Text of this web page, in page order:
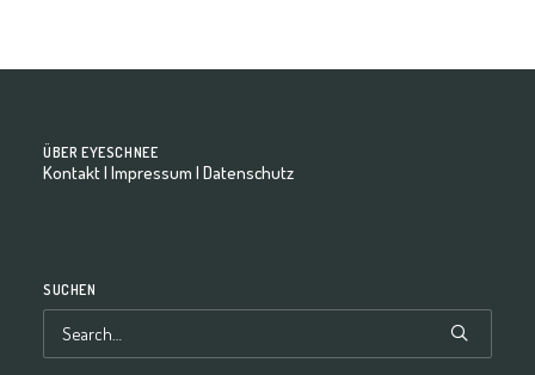
ÜBER EYESCHNEE
Kontakt| Impressum | Datenschutz
SUCHEN